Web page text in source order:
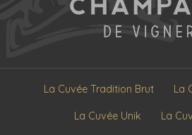
La Cuvée Tradition Brut La
La Cuvée Unik La